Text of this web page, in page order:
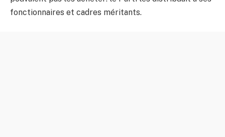
fonctionnaires et cadres méritants.